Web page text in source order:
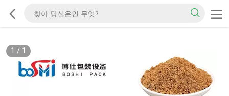
1 / 1